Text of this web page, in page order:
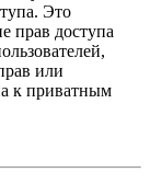
Это
прав доступа
или
к приватным